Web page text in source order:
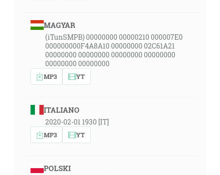
MAGYAR
(iTunSMPB) 00000000 00000210 000007E0
000000000F4A8A10 00000000 02C61A21
00000000 00000000 00000000 00000000
00000000 00000000
MP3 YT
ITALIANO
2020-02-01 1930 [IT]
MP3 YT
POLSKI